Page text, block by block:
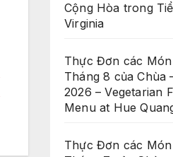
Cộng Hòa trong
Virginia
Thực Đơn các
Tháng 8 của Chùa
2026 – Vegetarian
Menu at Hue
Thực Đơn các